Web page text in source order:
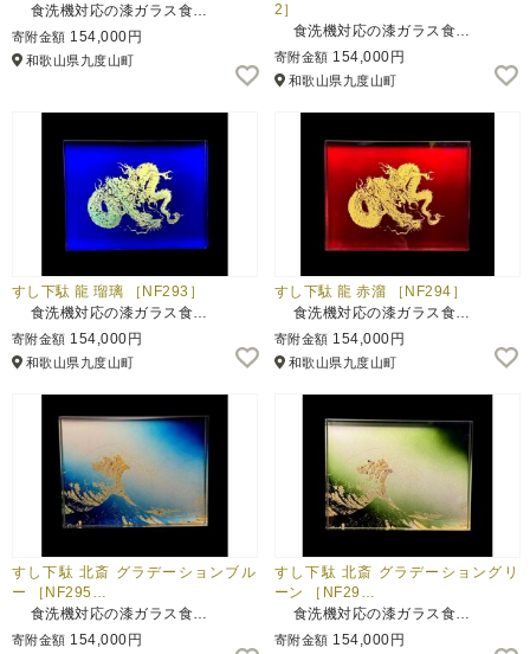
食洗機対応の漆ガラス食…
寄附金額 154,000円
和歌山県九度山町
2］
食洗機対応の漆ガラス食…
寄附金額 154,000円
和歌山県九度山町
すし下駄 龍 瑠璃 ［NF293］
食洗機対応の漆ガラス食…
寄附金額 154,000円
和歌山県九度山町
すし下駄 龍 赤溜 ［NF294］
食洗機対応の漆ガラス食…
寄附金額 154,000円
和歌山県九度山町
すし下駄 北斎 グラデーションブル
ー ［NF295…
食洗機対応の漆ガラス食…
寄附金額 154,000円
すし下駄 北斎 グラデーショングリ
ーン ［NF29…
食洗機対応の漆ガラス食…
寄附金額 154,000円